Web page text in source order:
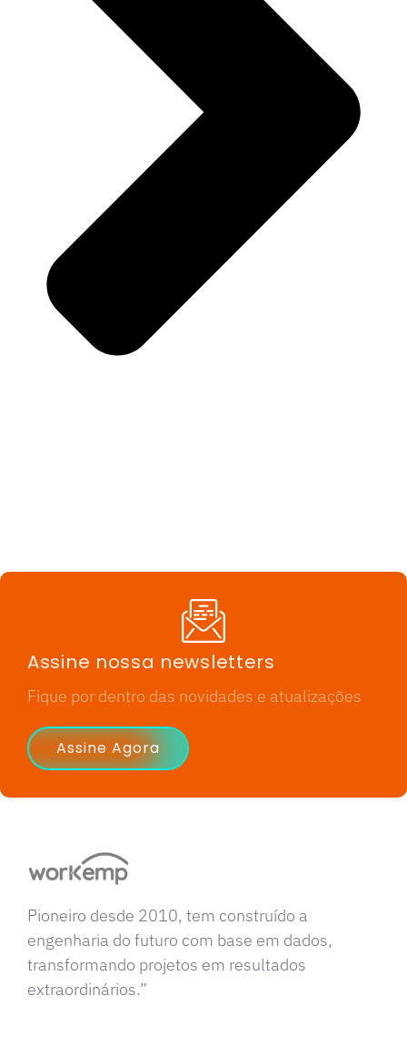
Assine nossa newsletters
Fique por dentro das novidades e atualizações
Assine Agora
Pioneiro desde 2010, tem construído a
engenharia do futuro com base em dados,
transformando projetos em resultados
extraordinários.”